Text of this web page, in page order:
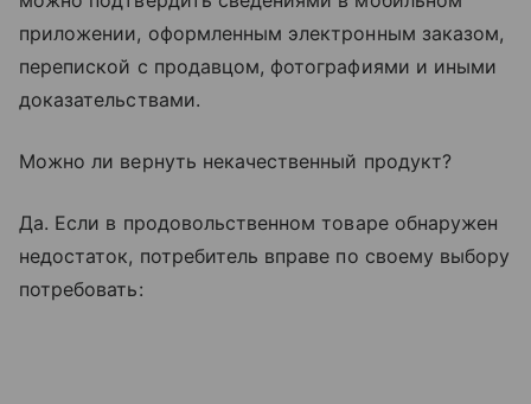
приложении, оформленным электронным заказом,
перепиской с продавцом, фотографиями и иными
доказательствами.
Можно ли вернуть некачественный продукт?
Да. Если в продовольственном товаре обнаружен
недостаток, потребитель вправе по своему выбору
потребовать: